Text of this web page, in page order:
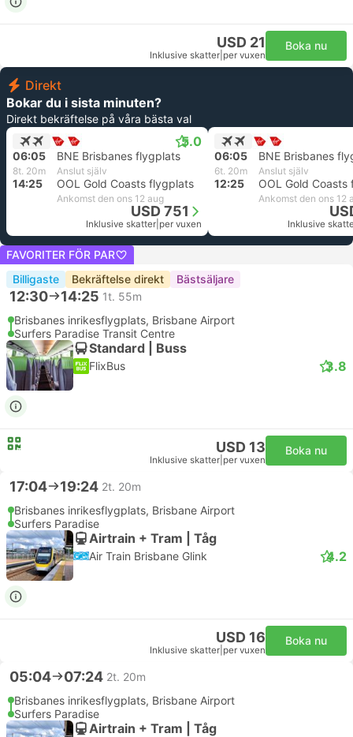
USD 21
Inklusive skatter per vuxen
Boka nu
Direkt
Bokar du i sista minuten?
Direkt bekräftelse på våra bästa val
5.0
06:05 BNE Brisbanes flygplats
8t. 20m Anslut själv
14:25 OOL Gold Coasts flygplats
Ankomst den ons 12 aug
USD 751
Inklusive skatter per vuxen
06:05 BNE Brisbanes
6t. 20m Anslut själv
12:25 OOL Gold
Ankomst den ons 12
Inklusive
FAVORITER FÖR PAR
Billigaste
Bekräftelse direkt Bästsäljare
12:30 14:25 1t. 55m
Brisbanes inrikesflygplats, Brisbane Airport
Surfers Paradise Transit Centre
Standard | Buss
FlixBus 3.8
USD 13
Inklusive skatter per vuxen
Boka nu
17:04 19:24 2t. 20m
Brisbanes inrikesflygplats, Brisbane Airport
Surfers Paradise
Airtrain + Tram | Tåg
Air Train Brisbane Glink 4.2
USD 16
Inklusive skatter per vuxen
Boka nu
05:04 07:24 2t. 20m
Brisbanes inrikesflygplats, Brisbane Airport
Surfers Paradise
Airtrain + Tram | Tåg